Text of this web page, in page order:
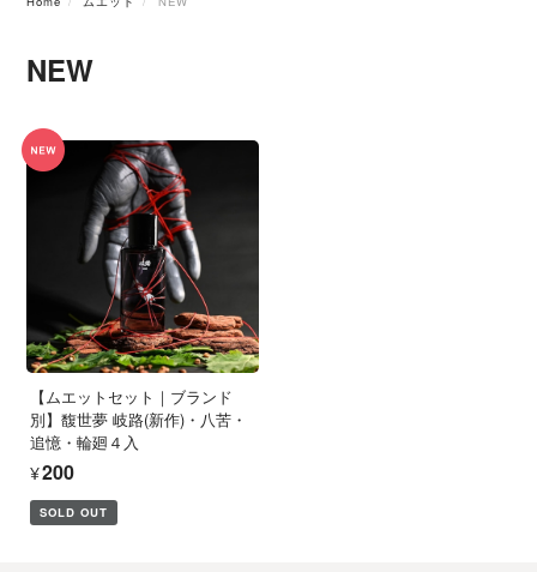
NEW
【ムエットセット｜ブランド
別】馥世夢 岐路(新作)・八苦・
追憶・輪廻４入
¥200
SOLD OUT